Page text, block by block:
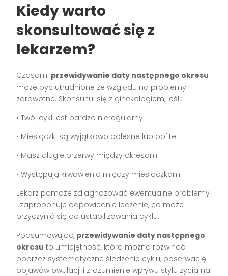
Kiedy warto
skonsultować się z
lekarzem?
Czasami przewidywanie daty następnego okresu
może być utrudnione ze względu na problemy
zdrowotne. Skonsultuj się z ginekologiem, jeśli:
• Twój cykl jest bardzo nieregularny
• Miesiączki są wyjątkowo bolesne lub obfite
• Masz długie przerwy między okresami
• Występują krwawienia między miesiączkami
Lekarz pomoże zdiagnozować ewentualne problemy
i zaproponuje odpowiednie leczenie, co może
przyczynić się do ustabilizowania cyklu.
Podsumowując, przewidywanie daty następnego
okresu to umiejętność, którą można rozwinąć
poprzez systematyczne śledzenie cyklu, obserwację
objawów owulacji i zrozumienie wpływu stylu życia na